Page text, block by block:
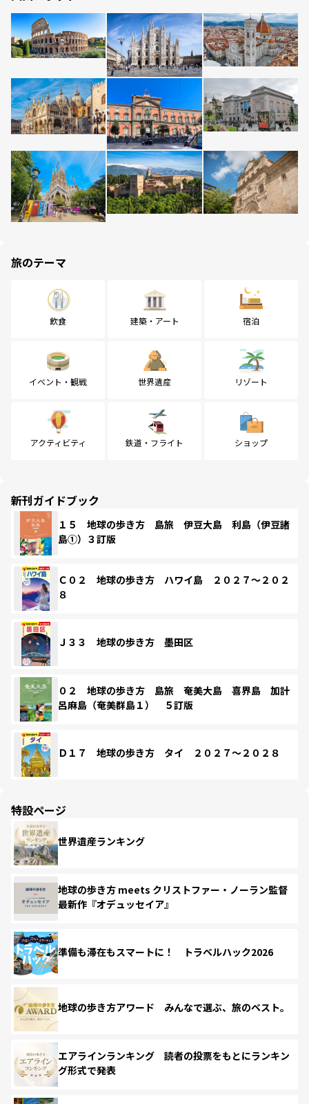
旅のテーマ
飲食 建築・アート 宿泊
イベント・観戦 世界遺産 リゾート
アクティビティ 鉄道・フライト ショップ
新刊ガイドブック
１５ 地球の歩き方 島旅 伊豆大島 利島（伊豆諸
島①）３訂版
Ｃ０２ 地球の歩き方 ハワイ島 ２０２７～２０２
８
Ｊ３３ 地球の歩き方 墨田区
０２ 地球の歩き方 島旅 奄美大島 喜界島 加計
呂麻島（奄美群島１） ５訂版
Ｄ１７ 地球の歩き方 タイ ２０２７～２０２８
特設ページ
世界遺産ランキング
地球の歩き方 meets クリストファー・ノーラン監督
最新作『オデュッセイア』
準備も滞在もスマートに！ トラベルハック2026
地球の歩き方アワード みんなで選ぶ、旅のベスト。
エアラインランキング 読者の投票をもとにランキン
グ形式で発表